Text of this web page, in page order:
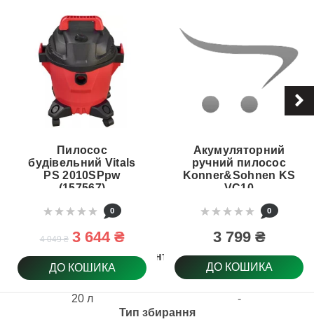
Об'єм контейнера
Тип збирання
Пилосос
будівельний Vitals
PS 2010SPpw
(157567)
0
4 049 ₴ 3 644 ₴
ДО КОШИКА
20 л
Акумуляторний
ручний пилосос
Konner&Sohnen KS
VC10
0
3 799 ₴
ДО КОШИКА
-